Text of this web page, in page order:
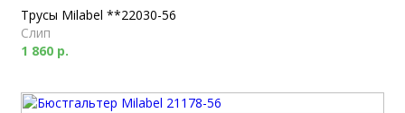
Трусы Milabel **22030-56
Слип
1 860 р.